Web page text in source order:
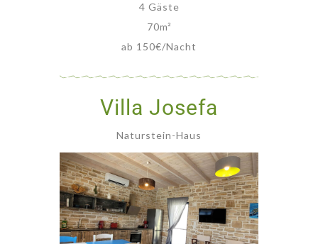
4 Gäste
70m²
ab 150€/Nacht
Villa Josefa
Naturstein-Haus